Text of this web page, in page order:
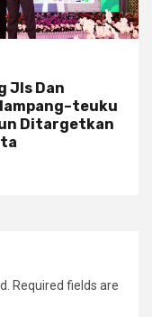
Jls Dan
Ditargetkan
Required fields are